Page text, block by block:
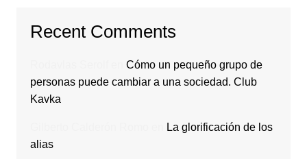
Recent Comments
Cómo un pequeño grupo de
personas puede cambiar a una sociedad. Club
Kavka
La glorificación de los
alias